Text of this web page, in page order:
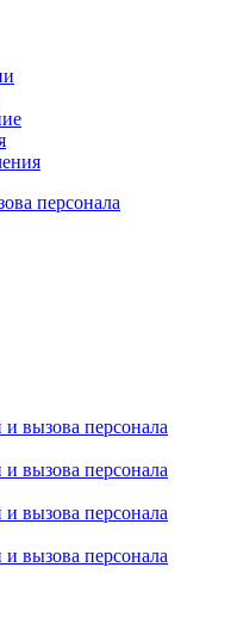
персонала
вызова персонала
вызова персонала
вызова персонала
вызова персонала